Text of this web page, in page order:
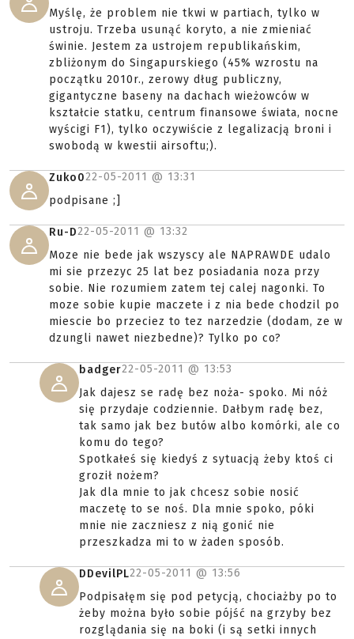
Myślę, że problem nie tkwi w partiach, tylko w
ustroju. Trzeba usunąć koryto, a nie zmieniać
świnie. Jestem za ustrojem republikańskim,
zbliżonym do Singapurskiego (45% wzrostu na
początku 2010r., zerowy dług publiczny,
gigantyczne baseny na dachach wieżowców w
kształcie statku, centrum finansowe świata, nocne
wyścigi F1), tylko oczywiście z legalizacją broni i
swobodą w kwestii airsoftu;).
Zuko022-05-2011 @ 13:31
podpisane ;]
Ru-D22-05-2011 @ 13:32
Moze nie bede jak wszyscy ale NAPRAWDE udalo
mi sie przezyc 25 lat bez posiadania noza przy
sobie. Nie rozumiem zatem tej calej nagonki. To
moze sobie kupie maczete i z nia bede chodzil po
miescie bo przeciez to tez narzedzie (dodam, ze w
dzungli nawet niezbedne)? Tylko po co?
badger22-05-2011 @ 13:53
Jak dajesz se radę bez noża- spoko. Mi nóż
się przydaje codziennie. Dałbym radę bez,
tak samo jak bez butów albo komórki, ale co
komu do tego?
Spotkałeś się kiedyś z sytuacją żeby ktoś ci
groził nożem?
Jak dla mnie to jak chcesz sobie nosić
maczetę to se noś. Dla mnie spoko, póki
mnie nie zaczniesz z nią gonić nie
przeszkadza mi to w żaden sposób.
DDevilPL22-05-2011 @ 13:56
Podpisałęm się pod petycją, chociażby po to
żeby można było sobie pójść na grzyby bez
rozglądania się na boki (i są setki innych